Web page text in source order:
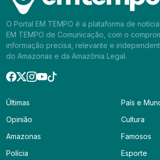
O Portal EM TEMPO é a plataforma de
EM TEMPO de Comunicação, com o
informação precisa, relevante e
do Amazonas e da Amazônia Legal.
Últimas
Opinião
Amazonas
Polícia
País e
Cultura
Famosos
Esporte